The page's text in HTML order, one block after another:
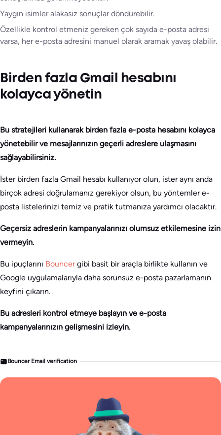
Yaygın isimler alakasız sonuçlar döndürebilir.
Özellikle kontrol etmeniz gereken çok sayıda e-posta adresi
varsa, her e-posta adresini manuel olarak aramak yavaş olabilir.
Birden fazla Gmail hesabını
kolayca yönetin
Bu stratejileri kullanarak birden fazla e-posta hesabını kolayca
yönetebilir ve mesajlarınızın geçerli adreslere ulaşmasını
sağlayabilirsiniz.
İster birden fazla Gmail hesabı kullanıyor olun, ister aynı anda
birçok adresi doğrulamanız gerekiyor olsun, bu yöntemler e-
posta listelerinizi temiz ve pratik tutmanıza yardımcı olacaktır.
Geçersiz adreslerin kampanyalarınızı olumsuz etkilemesine izin
vermeyin.
Bu ipuçlarını Bouncergibi basit bir araçla birlikte kullanın ve
Google uygulamalarıyla daha sorunsuz e-posta pazarlamanın
keyfini çıkarın.
Bu adresleri kontrol etmeye başlayın ve e-posta
kampanyalarınızın gelişmesini izleyin.
Bouncer Email verification